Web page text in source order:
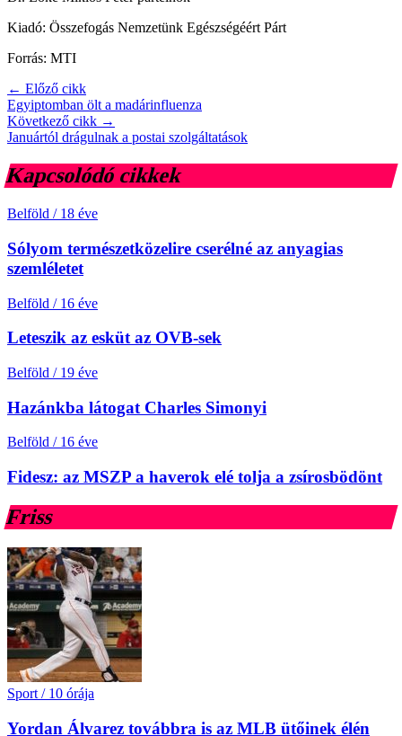
Kiadó: Összefogás Nemzetünk Egészségéért Párt
Forrás: MTI
← Előző cikk
Egyiptomban ölt a madárinfluenza
Következő cikk →
Januártól drágulnak a postai szolgáltatások
Kapcsolódó cikkek
Belföld / 18 éve
Sólyom természetközelire cserélné az anyagias
szemléletet
Belföld / 16 éve
Leteszik az esküt az OVB-sek
Belföld / 19 éve
Hazánkba látogat Charles Simonyi
Belföld / 16 éve
Fidesz: az MSZP a haverok elé tolja a zsírosbödönt
Friss
Sport / 10 órája
Yordan Álvarez továbbra is az MLB ütőinek élén